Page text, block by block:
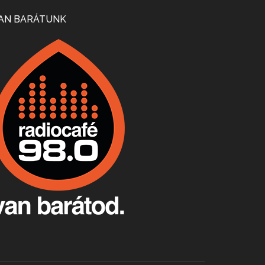
Apr 24, 2026 • 00:38:10
Villány, kékfrankos, Jackfall
Apr 17, 2026 • 00:35:38
Apr 9, 2026 • 00:37:17
BARÁTUNK